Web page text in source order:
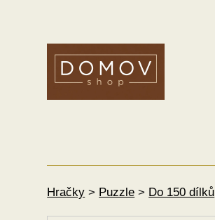
Hračky > Puzzle > Do 150 dílků